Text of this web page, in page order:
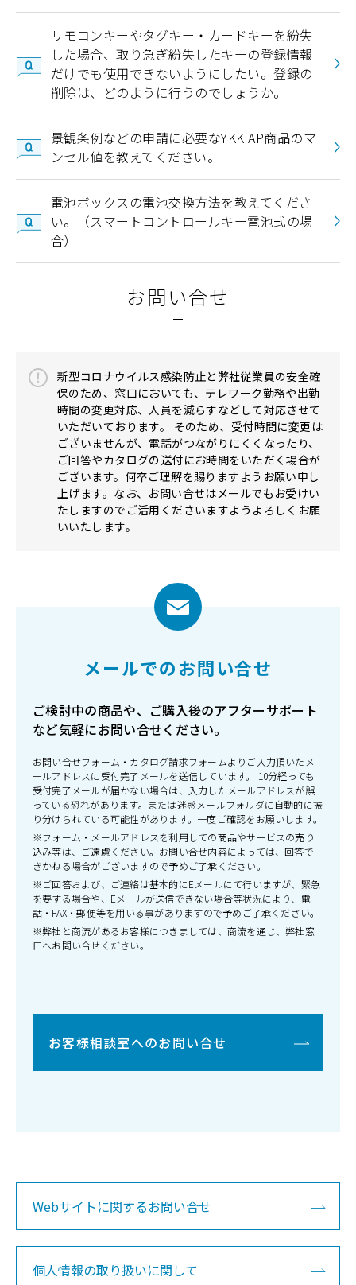
リモコンキーやタグキー・カードキーを紛失
した場合、取り急ぎ紛失したキーの登録情報
だけでも使用できないようにしたい。登録の
削除は、どのように行うのでしょうか。
景観条例などの申請に必要なYKK AP商品のマ
ンセル値を教えてください。
電池ボックスの電池交換方法を教えてくださ
い。（スマートコントロールキー電池式の場
合）
お問い合せ
新型コロナウイルス感染防止と弊社従業員の安全確
保のため、窓口においても、テレワーク勤務や出勤
時間の変更対応、人員を減らすなどして対応させて
いただいております。 そのため、受付時間に変更は
ございませんが、電話がつながりにくくなったり、
ご回答やカタログの送付にお時間をいただく場合が
ございます。何卒ご理解を賜りますようお願い申し
上げます。なお、お問い合せはメールでもお受けい
たしますのでご活用くださいますようよろしくお願
いいたします。
メールでのお問い合せ
ご検討中の商品や、ご購入後のアフターサポート
など気軽にお問い合せください。
お問い合せフォーム・カタログ請求フォームよりご入力頂いたメ
ールアドレスに受付完了メールを送信しています。 10分経っても
受付完了メールが届かない場合は、入力したメールアドレスが誤
っている恐れがあります。または迷惑メールフォルダに自動的に振
り分けられている可能性があります。一度ご確認をお願いします。
※フォーム・メールアドレスを利用しての商品やサービスの売り
込み等は、ご遠慮ください。お問い合せ内容によっては、回答で
きかねる場合がございますので予めご了承ください。
※ご回答および、ご連絡は基本的にEメールにて行いますが、緊急
を要する場合や、Eメールが送信できない場合等状況により、電
話・FAX・郵便等を用いる事がありますので予めご了承ください。
※弊社と商流があるお客様につきましては、商流を通じ、弊社窓
口へお問い合せください。
お客様相談室へのお問い合せ
Webサイトに関するお問い合せ
個人情報の取り扱いに関して